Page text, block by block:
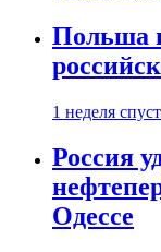
Польша
1 неделя
Россия
Одессе